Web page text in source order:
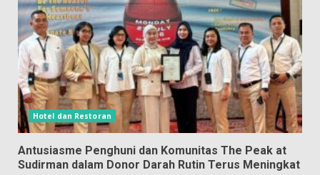
Hotel dan Restoran
Antusiasme Penghuni dan Komunitas The Peak at
Sudirman dalam Donor Darah Rutin Terus Meningkat